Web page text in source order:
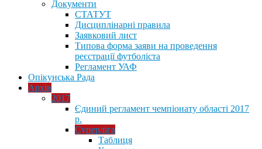
Документи
СТАТУТ
Дисциплінарні правила
Заявковий лист
Типова форма заяви на проведення
реєстрації футболіста
Регламент УАФ
Опікунська Рада
Архів
2017
Єдиний регламент чемпіонату області 2017
р.
Суперліга
Таблиця